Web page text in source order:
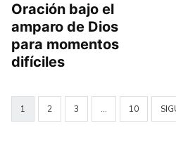
Oración bajo el
amparo de Dios
para momentos
difíciles
1 2 3 … 10